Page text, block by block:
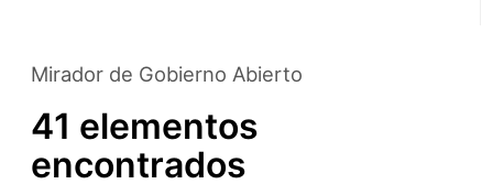
Mirador de Gobierno Abierto
41 elementos
encontrados